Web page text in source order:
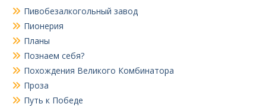
Пивобезалкогольный завод
Пионерия
Планы
Познаем себя?
Похождения Великого Комбинатора
Проза
Путь к Победе